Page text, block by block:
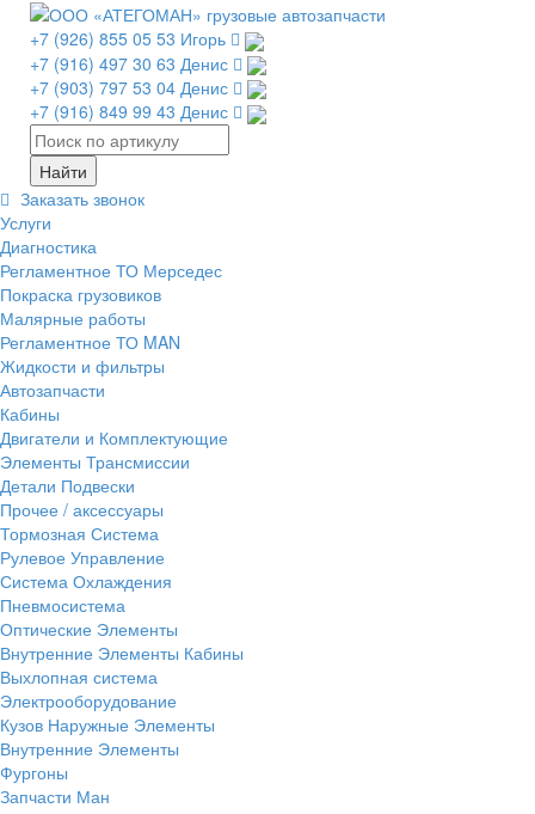
+7 (926) 855 05 53 Игорь
+7 (916) 497 30 63 Денис
+7 (903) 797 53 04 Денис
+7 (916) 849 99 43 Денис
Заказать звонок
Услуги
Диагностика
Регламентное ТО Мерседес
Покраска грузовиков
Малярные работы
Регламентное ТО MAN
Жидкости и фильтры
Автозапчасти
Кабины
Двигатели и Комплектующие
Элементы Трансмиссии
Детали Подвески
Прочее / аксессуары
Тормозная Система
Рулевое Управление
Система Охлаждения
Пневмосистема
Оптические Элементы
Внутренние Элементы Кабины
Выхлопная система
Электрооборудование
Кузов Наружные Элементы
Внутренние Элементы
Фургоны
Запчасти Ман